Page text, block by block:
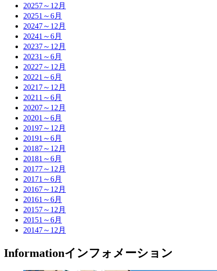
20257～12月
20251～6月
20247～12月
20241～6月
20237～12月
20231～6月
20227～12月
20221～6月
2021 7～12月
2021 1～6月
20207～12月
20201～6月
20197～12月
20191～6月
20187～12月
20181～6月
20177～12月
20171～6月
20167～12月
20161～6月
20157～12月
20151～6月
20147～12月
Informationインフォメーション